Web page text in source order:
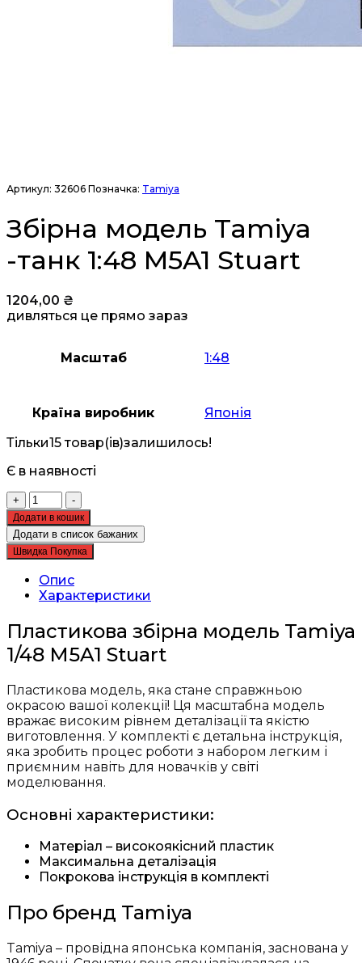
Артикул: 32606 Позначка: Tamiya
Збірна модель Tamiya
-танк 1:48 M5A1 Stuart
1204,00 ₴
дивляться це прямо зараз
Масштаб 1:48
Країна виробник
Японія
Тільки15 товар(ів)залишилось!
Є в наявності
+
Збірна
модель
Tamiya
-танк
1:48
M5A1
Stuart
кількість
-
Додати в кошик
Додати в список бажаних
Швидка Покупка
Опис
Характеристики
Пластикова збірна модель Tamiya
1/48 M5A1 Stuart
Пластикова модель, яка стане справжньою
окрасою вашої колекції! Ця масштабна модель
вражає високим рівнем деталізації та якістю
виготовлення. У комплекті є детальна інструкція,
яка зробить процес роботи з набором легким і
приємним навіть для новачків у світі
моделювання.
Основні характеристики:
Матеріал – високоякісний пластик
Максимальна деталізація
Покрокова інструкція в комплекті
Про бренд Tamiya
Tamiya – провідна японська компанія, заснована у